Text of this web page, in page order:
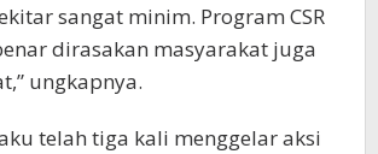
sangat minim. Program CSR
dirasakan masyarakat juga
ungkapnya.
telah tiga kali menggelar aksi